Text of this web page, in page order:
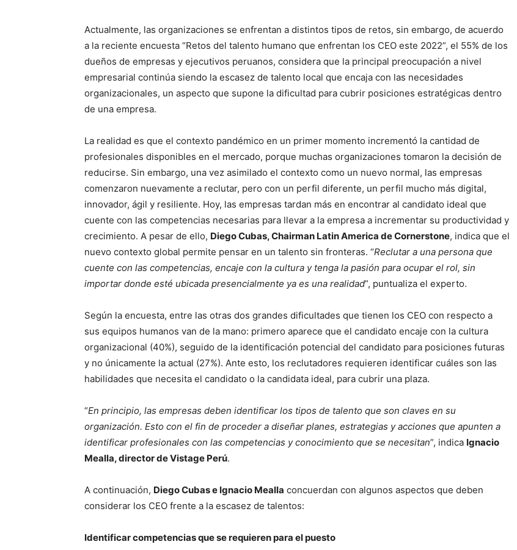
Actualmente, las organizaciones se enfrentan a distintos tipos de retos, sin embargo, de acuerdo
a la reciente encuesta “Retos del talento humano que enfrentan los CEO este 2022”, el 55% de los
dueños de empresas y ejecutivos peruanos, considera que la principal preocupación a nivel
empresarial continúa siendo la escasez de talento local que encaja con las necesidades
organizacionales, un aspecto que supone la dificultad para cubrir posiciones estratégicas dentro
de una empresa.
La realidad es que el contexto pandémico en un primer momento incrementó la cantidad de
profesionales disponibles en el mercado, porque muchas organizaciones tomaron la decisión de
reducirse. Sin embargo, una vez asimilado el contexto como un nuevo normal, las empresas
comenzaron nuevamente a reclutar, pero con un perfil diferente, un perfil mucho más digital,
innovador, ágil y resiliente. Hoy, las empresas tardan más en encontrar al candidato ideal que
cuente con las competencias necesarias para llevar a la empresa a incrementar su productividad y
crecimiento. A pesar de ello, Diego Cubas, Chairman Latin America de Cornerstone, indica que el
nuevo contexto global permite pensar en un talento sin fronteras. “Reclutar a una persona que
cuente con las competencias, encaje con la cultura y tenga la pasión para ocupar el rol, sin
importar donde esté ubicada presencialmente ya es una realidad”, puntualiza el experto.
Según la encuesta, entre las otras dos grandes dificultades que tienen los CEO con respecto a
sus equipos humanos van de la mano: primero aparece que el candidato encaje con la cultura
organizacional (40%), seguido de la identificación potencial del candidato para posiciones futuras
y no únicamente la actual (27%). Ante esto, los reclutadores requieren identificar cuáles son las
habilidades que necesita el candidato o la candidata ideal, para cubrir una plaza.
“En principio, las empresas deben identificar los tipos de talento que son claves en su
organización. Esto con el fin de proceder a diseñar planes, estrategias y acciones que apunten a
identificar profesionales con las competencias y conocimiento que se necesitan”, indica Ignacio
Mealla, director de Vistage Perú.
A continuación, Diego Cubas e Ignacio Mealla concuerdan con algunos aspectos que deben
considerar los CEO frente a la escasez de talentos:
Identificar competencias que se requieren para el puesto